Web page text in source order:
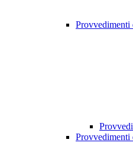
Provvedimenti